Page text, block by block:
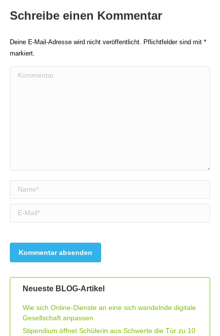
Schreibe einen Kommentar
Deine E-Mail-Adresse wird nicht veröffentlicht. Pflichtfelder sind mit *
markiert.
Kommentar
Name *
E-Mail *
Neueste BLOG-Artikel
Wie sich Online-Dienste an eine sich wandelnde digitale
Gesellschaft anpassen
Stipendium öffnet Schülerin aus Schwerte die Tür zu 10